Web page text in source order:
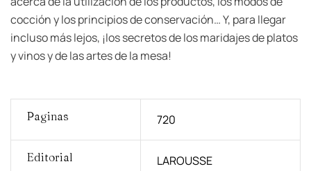
cocción y los principios de conservación… Y, para llegar
incluso más lejos, ¡los secretos de los maridajes de platos
y vinos y de las artes de la mesa!
Paginas 720
Editorial LAROUSSE